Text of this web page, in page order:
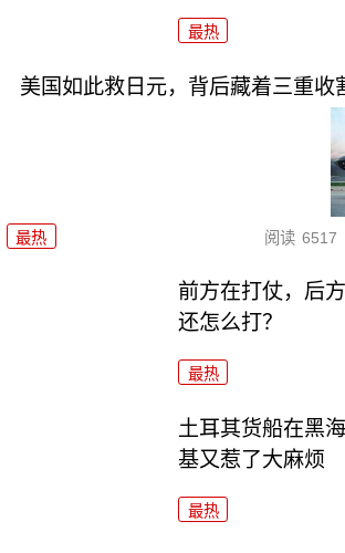
最热
美国如此救日元，背后藏着三重收
最热 阅读 6517
前方在打仗，后
还怎么打？
最热
土耳其货船在黑
基又惹了大麻烦
最热